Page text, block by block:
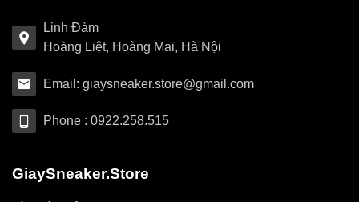
Linh Đàm
Hoàng Liệt, Hoàng Mai, Hà Nội
Email: giaysneaker.store@gmail.com
Phone : 0922.258.515
GiaySneaker.Store